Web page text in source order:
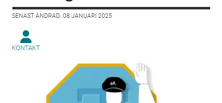
SENAST ÄNDRAD: 08 JANUARI 2025
KONTAKT